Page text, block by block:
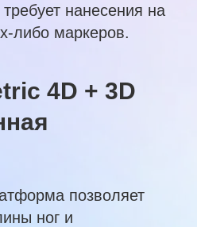
нанесения на
либо маркеров.
4D + 3D
позволяет
ног и